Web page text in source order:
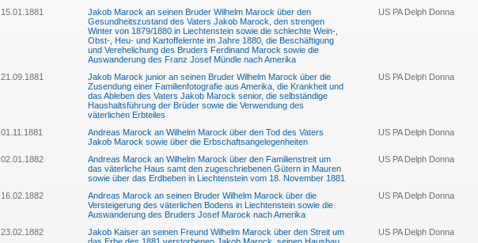
15.01.1881
Jakob Marock an seinen Bruder Wilhelm Marock über den
Gesundheitszustand des Vaters Jakob Marock, den strengen
Winter von 1879/1880 in Liechtenstein sowie die schlechte Wein-,
Obst-, Heu- und Kartoffelernte im Jahre 1880, die Beschäftigung
und Verehelichung des Bruders Ferdinand Marock sowie die
Auswanderung des Franz Josef Mündle nach Amerika
US PA Delph Donna
21.09.1881
Jakob Marock junior an seinen Bruder Wilhelm Marock über die
Zusendung einer Familienfotografie aus Amerika, die Krankheit und
das Ableben des Vaters Jakob Marock senior, die selbständige
Haushaltsführung der Brüder sowie die Verwendung des
väterlichen Erbteiles
US PA Delph Donna
01.11.1881
Andreas Marock an Wilhelm Marock über den Tod des Vaters
Jakob Marock sowie über die Erbschaftsangelegenheiten
US PA Delph Donna
02.01.1882
Andreas Marock an Wilhelm Marock über den Familienstreit um
das väterliche Haus samt den zugeschriebenen Gütern in Mauren
sowie über das Erdbeben in Liechtenstein vom 18. November 1881
US PA Delph Donna
16.02.1882
Andreas Marock an seinen Bruder Wilhelm Marock über die
Versteigerung des väterlichen Bodens in Liechtenstein sowie die
Auswanderung des Bruders Josef Marock nach Amerika
US PA Delph Donna
23.02.1882
Jakob Kaiser an seinen Freund Wilhelm Marock über den Streit um
US PA Delph Donna